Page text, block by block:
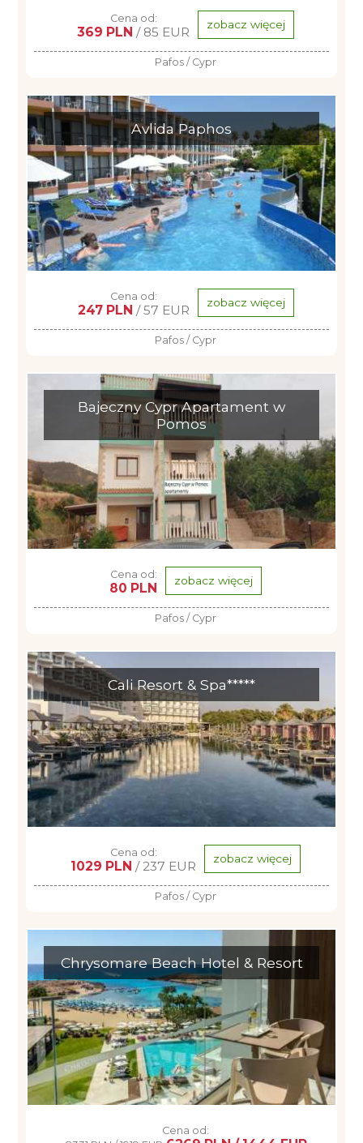
Cena od:
369 PLN / 85 EUR zobacz więcej
Pafos / Cypr
Avlida Paphos
Cena od:
247 PLN / 57 EUR zobacz więcej
Pafos / Cypr
Bajeczny Cypr Apartament w
Pomos
Cena od:
80 PLN zobacz więcej
Pafos / Cypr
Cali Resort & Spa*****
Cena od:
1029 PLN / 237 EUR zobacz więcej
Pafos / Cypr
Chrysomare Beach Hotel & Resort
Cena od: